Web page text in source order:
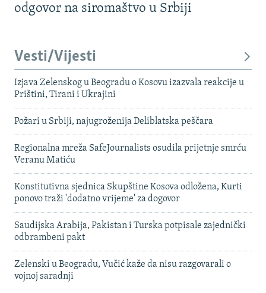
odgovor na siromaštvo u Srbiji
Vesti/Vijesti
Izjava Zelenskog u Beogradu o Kosovu izazvala reakcije u
Prištini, Tirani i Ukrajini
Požari u Srbiji, najugroženija Deliblatska peščara
Regionalna mreža SafeJournalists osudila prijetnje smrću
Veranu Matiću
Konstitutivna sjednica Skupštine Kosova odložena, Kurti
ponovo traži 'dodatno vrijeme' za dogovor
Saudijska Arabija, Pakistan i Turska potpisale zajednički
odbrambeni pakt
Zelenski u Beogradu, Vučić kaže da nisu razgovarali o
vojnoj saradnji